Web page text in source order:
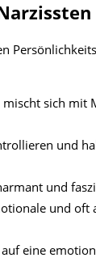
sich mit
und
und
und oft
eine